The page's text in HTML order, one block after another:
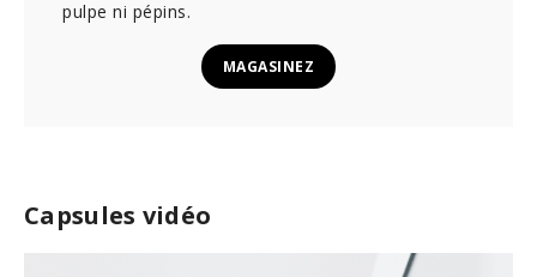
Capsules vidéo
pulpe ni pépins.
MAGASINEZ